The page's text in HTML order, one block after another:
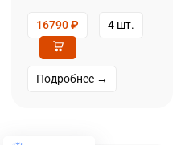
16790₽ 4 шт.
Подробнее →